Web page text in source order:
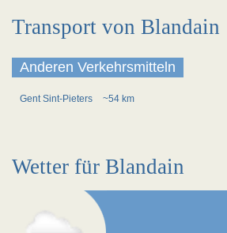
Transport von Blandain
Anderen Verkehrsmitteln
Gent Sint-Pieters ~54 km
Wetter für Blandain